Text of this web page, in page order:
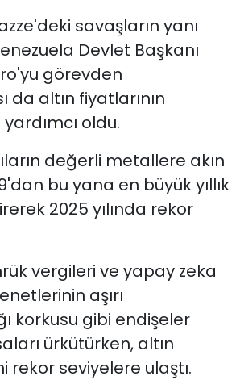
savaşların yanı
Devlet Başkanı
görevden
da altın fiyatlarının
oldu.
değerli metallere akın
bu yana en büyük yıllık
2025 yılında rekor
vergileri ve yapay zeka
aşırı
korkusu gibi endişeler
ürkütürken, altın
rekor seviyelere ulaştı.